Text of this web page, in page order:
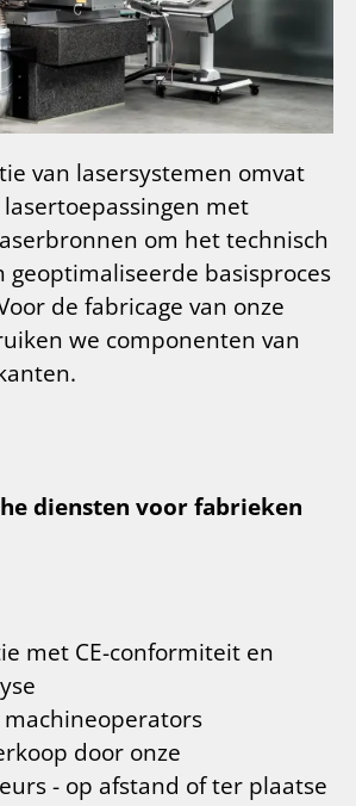
van lasersystemen omvat
met
om het technisch
geoptimaliseerde basisproces
de fabricage van onze
we componenten van
diensten voor fabrieken
met CE-conformiteit en
door onze
- op afstand of ter plaatse